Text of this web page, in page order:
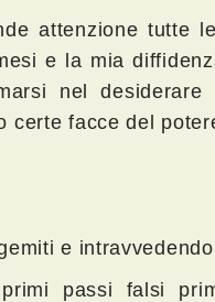
attenzione tutte
e la mia
nel desiderare
certe facce del
e
passi falsi